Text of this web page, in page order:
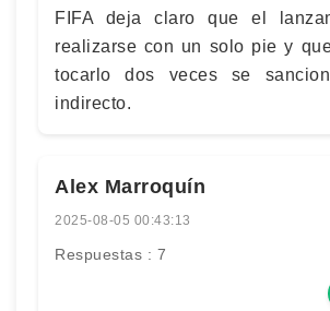
FIFA deja claro que el
realizarse con un solo pie y
tocarlo dos veces se
indirecto.
Alex Marroquín
2025-08-05 00:43:13
Respuestas : 7